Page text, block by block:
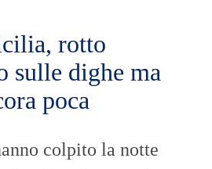
rotto
sulle dighe ma
poca
colpito la notte